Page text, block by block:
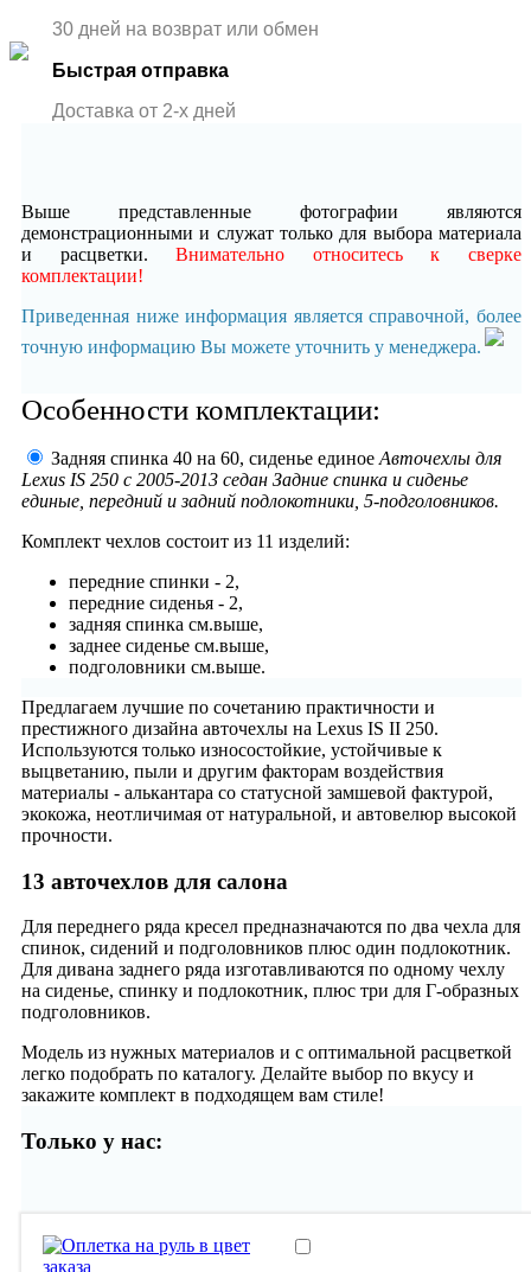
30 дней на возврат или обмен
Быстрая отправка
Доставка от 2-x дней
Выше представленные фотографии являются
демонстрационными и служат только для выбора материала
и расцветки.Внимательно относитесь к сверке
комплектации!
Приведенная ниже информация является справочной, более
точную информацию Вы можете уточнить у менеджера.
Особенности комплектации:
Задняя спинка 40 на 60, сиденье единое Авточехлы для
Lexus IS 250 с 2005-2013 седан Задние спинка и сиденье
единые, передний и задний подлокотники, 5-подголовников.
Комплект чехлов состоит из 11 изделий:
передние спинки - 2,
передние сиденья - 2,
задняя спинка см.выше,
заднее сиденье см.выше,
подголовники см.выше.
Предлагаем лучшие по сочетанию практичности и
престижного дизайна авточехлы на Lexus IS II 250.
Используются только износостойкие, устойчивые к
выцветанию, пыли и другим факторам воздействия
материалы - алькантара со статусной замшевой фактурой,
экокожа, неотличимая от натуральной, и автовелюр высокой
прочности.
13 авточехлов для салона
Для переднего ряда кресел предназначаются по два чехла для
спинок, сидений и подголовников плюс один подлокотник.
Для дивана заднего ряда изготавливаются по одному чехлу
на сиденье, спинку и подлокотник, плюс три для Г-образных
подголовников.
Модель из нужных материалов и с оптимальной расцветкой
легко подобрать по каталогу. Делайте выбор по вкусу и
закажите комплект в подходящем вам стиле!
Только у нас: